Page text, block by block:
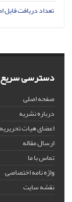
تعداد دریافت فایل
دسترسی سریع
صفحه اصلی
درباره نشریه
اعضای هیات تحریریه
ارسال مقاله
تماس با ما
واژه نامه اختصاصی
نقشه سایت